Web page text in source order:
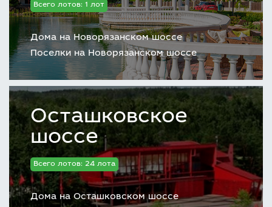
Всего лотов: 1 лот
Дома на Новорязанском шоссе
Поселки на Новорязанском шоссе
Осташковское
шоссе
Всего лотов: 24 лота
Дома на Осташковском шоссе